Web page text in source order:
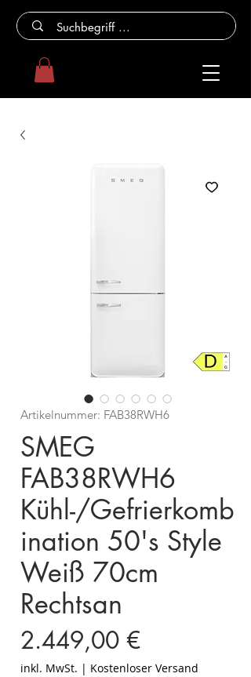
Artikelnummer: FAB38RWH6
SMEG
FAB38RWH6
Kühl-/Gefrierkomb
ination 50's Style
Weiß 70cm
Rechtsan
2.449,00 €Preis
inkl. MwSt. | Kostenloser Versand